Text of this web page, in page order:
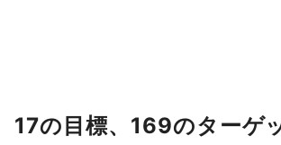
17の目標、169のターゲ